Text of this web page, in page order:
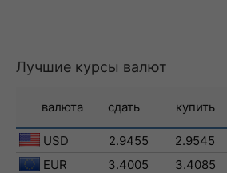
Лучшие курсы валют
валюта сдать купить
USD 2.9455 2.9545
EUR
3.4005 3.4085